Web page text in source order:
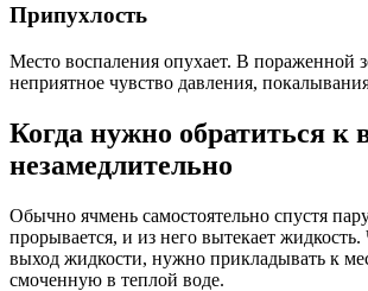
Припухлость
Место воспаления опухает. В пораженной
неприятное чувство давления,
Когда нужно обратиться к
незамедлительно
Обычно ячмень самостоятельно спустя
прорывается, и из него вытекает
выход жидкости, нужно прикладывать к
смоченную в теплой воде.